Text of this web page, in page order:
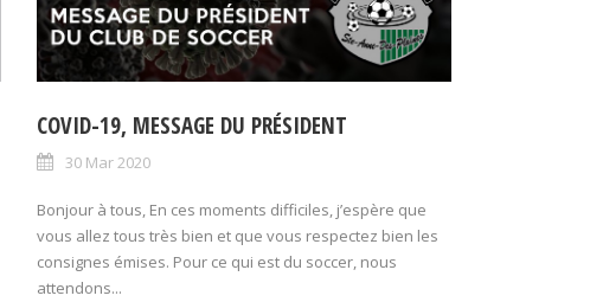
COVID-19, MESSAGE DU PRÉSIDENT
30 Mar 2020
Bonjour à tous, En ces moments difficiles, j’espère que
vous allez tous très bien et que vous respectez bien les
consignes émises. Pour ce qui est du soccer, nous
attendons...